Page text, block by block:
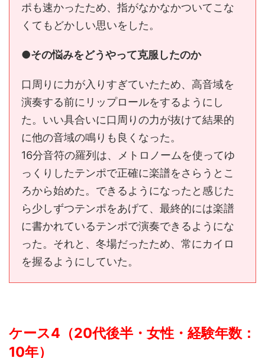
ポも速かったため、指がなかなかついてこな
くてもどかしい思いをした。
●その悩みをどうやって克服したのか
口周りに力が入りすぎていたため、高音域を
演奏する前にリップロールをするようにし
た。いい具合いに口周りの力が抜けて結果的
に他の音域の鳴りも良くなった。
16分音符の羅列は、メトロノームを使ってゆ
っくりしたテンポで正確に楽譜をさらうとこ
ろから始めた。できるようになったと感じた
ら少しずつテンポをあげて、最終的には楽譜
に書かれているテンポで演奏できるようにな
った。それと、冬場だったため、常にカイロ
を握るようにしていた。
ケース4（20代後半・女性・経験年数：
10年）